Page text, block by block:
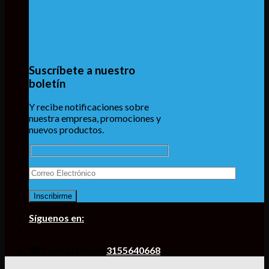
Suscríbete a nuestro
boletín
Y recibe notificaciones sobre
nuestra empresa, promociones y
nuevos productos.
Síguenos en:
3155640668